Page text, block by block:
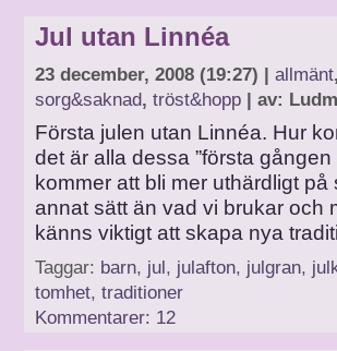
Jul utan Linnéa
23 december, 2008 (19:27) | allmänt,
sorg&saknad, tröst&hopp | av:
Första julen utan Linnéa. Hur
det är alla dessa ”första
kommer att bli mer uthärdligt
annat sätt än vad vi brukar och
känns viktigt att skapa nya
Taggar: barn, jul, julafton, julgran,
tomhet, traditioner
Kommentarer: 12